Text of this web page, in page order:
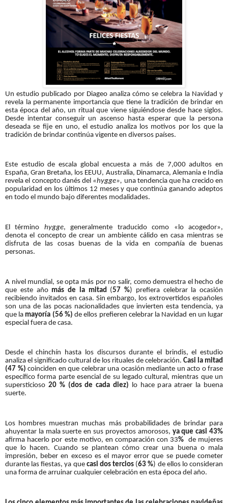
Un estudio publicado por Diageo analiza cómo se celebra la Navidad y
revela la permanente importancia que tiene la tradición de brindar en
esta época del año, un ritual que viene siguiéndose desde hace siglos.
Desde intentar conseguir un ascenso hasta esperar que la persona
deseada se fije en uno, el estudio analiza los motivos por los que la
tradición de brindar continúa vigente en diversos países.
Este estudio de escala global encuesta a más de 7,000 adultos en
España,Gran Bretaña, los EEUU, Australia, Dinamarca, Alemania e India
revela el concepto danés del «hygge», una tendencia que ha crecido en
popularidad en los últimos 12 meses y que continúa ganando adeptos
en todo el mundo bajo diferentes modalidades.
El término hygge, generalmente traducido como «lo acogedor»,
denota el concepto de crear un ambiente cálido en casa mientras se
disfruta de las cosas buenas de la vida en compañía de buenas
personas.
A nivel mundial, se opta más por no salir, como demuestra el hecho de
que este año más de la mitad (57 %) prefiera celebrar la ocasión
recibiendo invitados en casa. Sin embargo, los extrovertidos españoles
son una de las pocas nacionalidades que invierten esta tendencia, ya
que la mayoría (56 %)de ellos prefieren celebrar la Navidad en un lugar
especial fuera de casa.
Desde el chinchín hasta los discursos durante el brindis, el estudio
analiza el significado cultural de los rituales de celebración. Casi la mitad
(47 %) coinciden en que celebrar una ocasión mediante un acto o frase
específico forma parte esencial de su legado cultural, mientras que un
supersticioso 20 % (dos de cada diez) lo hace para atraer la buena
suerte.
Los hombres muestran muchas más probabilidades de brindar para
ahuyentar la mala suerte en sus proyectos amorosos, ya que casi 43%
afirma hacerlo por este motivo, en comparación con 33% de mujeres
que lo hacen. Cuando se plantean cómo crear una buena o mala
impresión, beber en exceso es el mayor error que se puede cometer
durante las fiestas, ya que casi dos tercios (63 %) de ellos lo consideran
una forma de arruinar cualquier celebración en esta época del año.